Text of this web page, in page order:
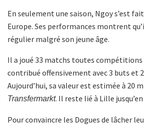
En seulement une saison, Ngoy s’est
Europe. Ses performances montrent
régulier malgré son jeune âge.
Il a joué 33 matchs toutes compétitions
contribué offensivement avec 3 buts et 2
Aujourd’hui, sa valeur est estimée à 20
Transfermarkt. Il reste lié à Lille
Pour convaincre les Dogues de lâcher